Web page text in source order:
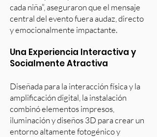
cada niña”, aseguraron que el mensaje
central del evento fuera audaz, directo
y emocionalmente impactante.
Una Experiencia Interactiva y
Socialmente Atractiva
Diseñada para la interacción física y la
amplificación digital, la instalación
combinó elementos impresos,
iluminación y diseños 3D para crear un
entorno altamente fotogénico y